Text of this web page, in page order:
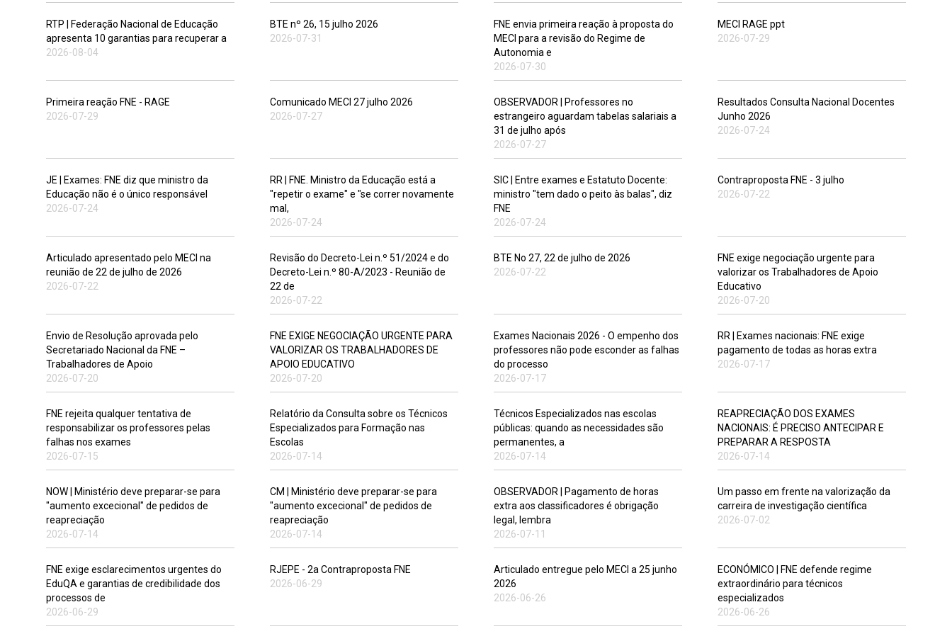
RTP | Federação Nacional de Educação
apresenta 10 garantias para recuperar a
2026-08-04
BTE nº 26, 15 julho 2026
2026-07-31
FNE envia primeira reação à proposta do
MECI para a revisão do Regime de
Autonomia e
2026-07-30
MECI RAGE ppt
2026-07-29
Primeira reação FNE - RAGE
2026-07-29
Comunicado MECI 27 julho 2026
2026-07-27
OBSERVADOR | Professores no
estrangeiro aguardam tabelas salariais a
31 de julho após
2026-07-27
Resultados Consulta Nacional Docentes
Junho 2026
2026-07-24
JE | Exames: FNE diz que ministro da
Educação não é o único responsável
2026-07-24
RR | FNE. Ministro da Educação está a
"repetir o exame" e "se correr novamente
mal,
2026-07-24
SIC | Entre exames e Estatuto Docente:
ministro "tem dado o peito às balas", diz
FNE
2026-07-24
Contraproposta FNE - 3 julho
2026-07-22
Articulado apresentado pelo MECI na
reunião de 22 de julho de 2026
2026-07-22
Revisão do Decreto-Lei n.º 51/2024 e do
Decreto-Lei n.º 80-A/2023 - Reunião de
22 de
2026-07-22
BTE No 27, 22 de julho de 2026
2026-07-22
FNE exige negociação urgente para
valorizar os Trabalhadores de Apoio
Educativo
2026-07-20
Envio de Resolução aprovada pelo
Secretariado Nacional da FNE –
Trabalhadores de Apoio
2026-07-20
FNE EXIGE NEGOCIAÇÃO URGENTE PARA
VALORIZAR OS TRABALHADORES DE
APOIO EDUCATIVO
2026-07-20
Exames Nacionais 2026 - O empenho dos
professores não pode esconder as falhas
do processo
2026-07-17
RR | Exames nacionais: FNE exige
pagamento de todas as horas extra
2026-07-17
FNE rejeita qualquer tentativa de
responsabilizar os professores pelas
falhas nos exames
2026-07-15
Relatório da Consulta sobre os Técnicos
Especializados para Formação nas
Escolas
2026-07-14
Técnicos Especializados nas escolas
públicas: quando as necessidades são
permanentes, a
2026-07-14
REAPRECIAÇÃO DOS EXAMES
NACIONAIS: É PRECISO ANTECIPAR E
PREPARAR A RESPOSTA
2026-07-14
NOW | Ministério deve preparar-se para
"aumento excecional" de pedidos de
reapreciação
2026-07-14
CM | Ministério deve preparar-se para
"aumento excecional" de pedidos de
reapreciação
2026-07-14
OBSERVADOR | Pagamento de horas
extra aos classificadores é obrigação
legal, lembra
2026-07-11
Um passo em frente na valorização da
carreira de investigação científica
2026-07-02
FNE exige esclarecimentos urgentes do
EduQA e garantias de credibilidade dos
processos de
2026-06-29
RJEPE - 2a Contraproposta FNE
2026-06-29
Articulado entregue pelo MECI a 25 junho
2026
2026-06-26
ECONÓMICO | FNE defende regime
extraordinário para técnicos
especializados
2026-06-26